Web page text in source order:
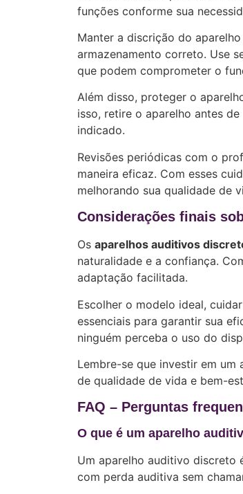
funções conforme sua
Manter a discrição do
armazenamento correto. Use
que podem comprometer o
Além disso, proteger o
isso, retire o aparelho antes
indicado.
Revisões periódicas com o
maneira eficaz. Com esses
melhorando sua qualidade de
Considerações finais
Os aparelhos auditivos
naturalidade e a confiança.
adaptação facilitada.
Escolher o modelo ideal,
essenciais para garantir sua
ninguém perceba o uso do
Lembre-se que investir em um
de qualidade de vida e bem-
FAQ – Perguntas
O que é um aparelho
Um aparelho auditivo discreto
com perda auditiva sem